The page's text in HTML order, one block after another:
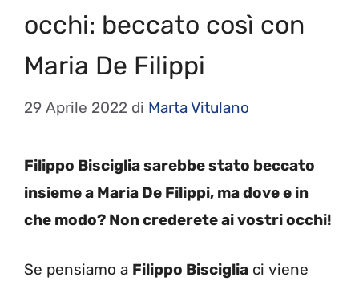
occhi: beccato così con
Maria De Filippi
29 Aprile 2022 di Marta Vitulano
Filippo Bisciglia sarebbe stato beccato
insieme a Maria De Filippi, ma dove e in
che modo? Non crederete ai vostri occhi!
Se pensiamo a Filippo Bisciglia ci viene